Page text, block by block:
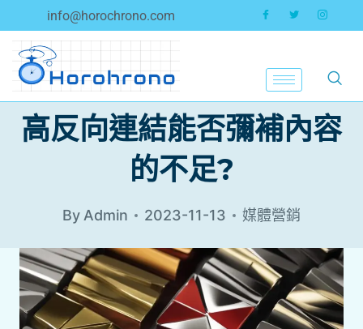
info@horochrono.com
高反向連結能否彌補內容
的不足?
By Admin 2023-11-13 媒體營銷